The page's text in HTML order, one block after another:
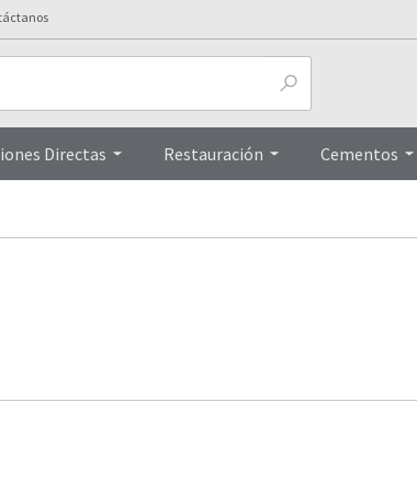
Directas Restauración Cementos